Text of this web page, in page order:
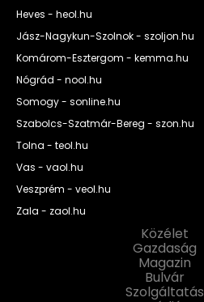
Heves - heol.hu
Jász-Nagykun-Szolnok - szoljon.hu
Komárom-Esztergom - kemma.hu
Nógrád - nool.hu
Somogy - sonline.hu
Szabolcs-Szatmár-Bereg - szon.hu
Tolna - teol.hu
Vas - vaol.hu
Veszprém - veol.hu
Zala - zaol.hu
Közélet
Gazdaság
Magazin
Bulvár
Szolgáltatás